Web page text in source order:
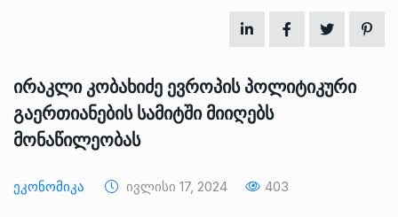
ირაკლი კობახიძე ევროპის პოლიტიკური
გაერთიანების სამიტში მიიღებს
მონაწილეობას
Ეკონომიკა Ივლისი 17, 2024 403